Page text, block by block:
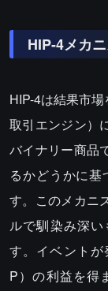
HIP-4メカ
HIP-4は結果市
取引エンジン）
バイナリー商品
るかどうかに
す。このメカニ
ルで馴染み深
す。イベント
P）の利益を得